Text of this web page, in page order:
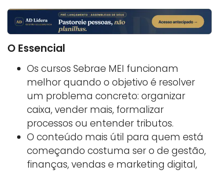
O Essencial
Os cursos Sebrae MEI funcionam
melhor quando o objetivo é resolver
um problema concreto: organizar
caixa, vender mais, formalizar
processos ou entender tributos.
O conteúdo mais útil para quem está
começando costuma ser o de gestão,
finanças, vendas e marketing digital,